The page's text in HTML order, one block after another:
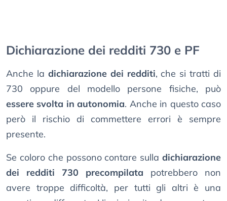
Dichiarazione dei redditi 730 e PF
Anche la dichiarazione dei redditi, che si tratti di
730 oppure del modello persone fisiche, può
essere svolta in autonomia. Anche in questo caso
però il rischio di commettere errori è sempre
presente.
Se coloro che possono contare sulla dichiarazione
dei redditi 730 precompilata potrebbero non
avere troppe difficoltà, per tutti gli altri è una